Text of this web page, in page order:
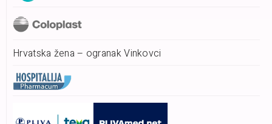
Hrvatska žena – ogranak Vinkovci